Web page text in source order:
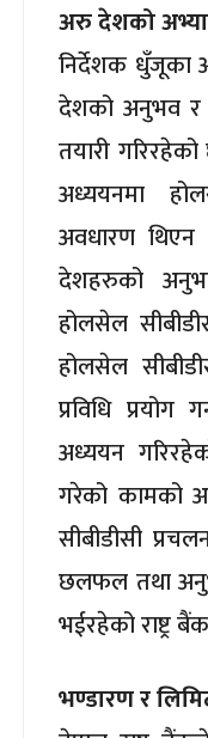
अरु देशको
निर्देशक धुँजूका
देशको अनुभव र
तयारी
अध्ययनमा
अवधारण थिएन
देशहरुको
होलसेल
होलसेल
प्रविधि प्रयोग
अध्ययन
गरेको कामको
सीबीडीसी
छलफल तथा
भईरहेको राष्ट्र
भण्डारण र